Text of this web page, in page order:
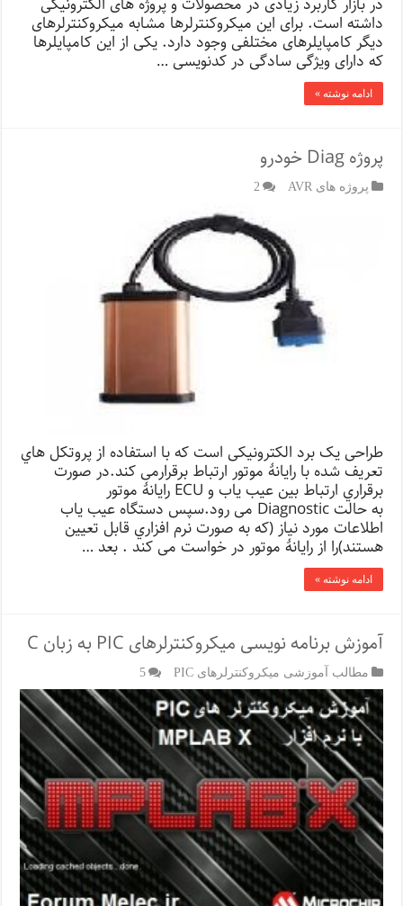
در بازار کاربرد زیادی در محصولات و پروژه های الکترونیکی
داشته است. برای این میکروکنترلرها مشابه میکروکنترلرهای
دیگر کامپایلرهای مختلفی وجود دارد. یکی از این کامپایلرها
که دارای ویژگی سادگی در کدنویسی …
ادامه نوشته »
پروژه Diag خودرو
پروژه های AVR 2
طراحی یک برد الکترونیکی است که با استفاده از پروتکل هاي
تعریف شده با رایانۀ موتور ارتباط برقرارمی کند.در صورت
برقراري ارتباط بین عیب یاب و ECU رایانۀ موتور
به حالت Diagnostic می رود.سپس دستگاه عیب یاب
اطلاعات مورد نیاز (که به صورت نرم افزاري قابل تعیین
هستند)را از رایانۀ موتور در خواست می کند . بعد …
ادامه نوشته »
آموزش برنامه نویسی میکروکنترلرهای PIC به زبان C
مطالب آموزشی میکروکنترلرهای PIC 5